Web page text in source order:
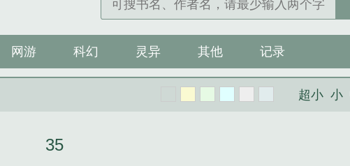
网游 科幻 灵异 其他 记录
超小 小
35